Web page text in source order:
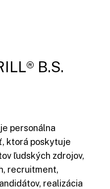
B.S.
personálna
ktorá poskytuje
ľudských zdrojov,
recruitment,
realizácia